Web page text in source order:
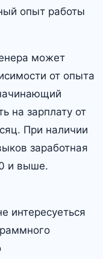
опыт работы
может
от опыта
на зарплату от
При наличии
заработная
и выше.​
интересуеться